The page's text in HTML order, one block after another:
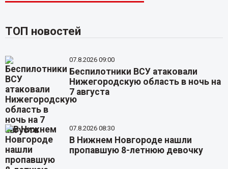
ТОП новостей
07.8.2026 09:00
Беспилотники ВСУ атаковали
Нижегородскую область в ночь на
7 августа
07.8.2026 08:30
В Нижнем Новгороде нашли
пропавшую 8-летнюю девочку